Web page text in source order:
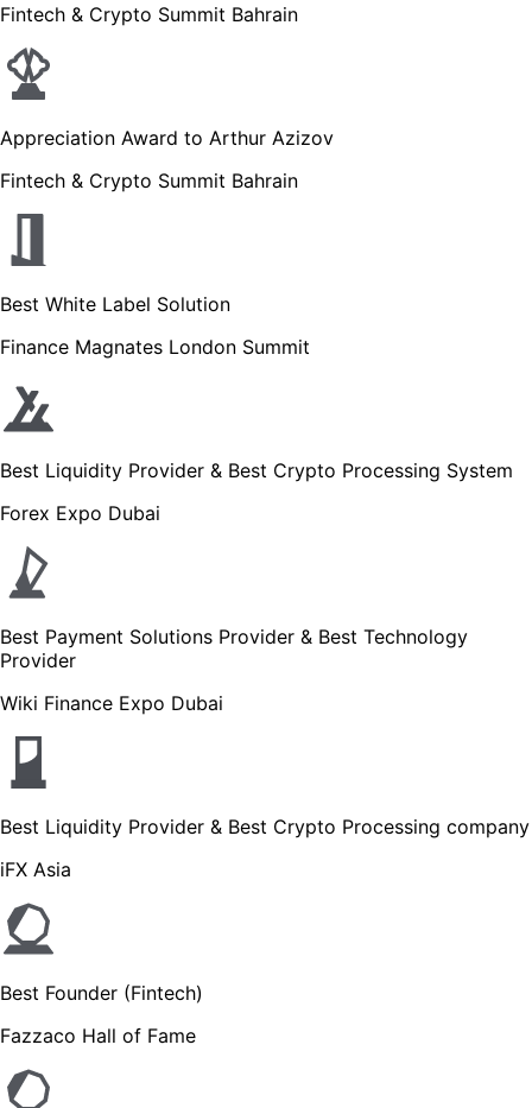
Fintech & Crypto Summit Bahrain
Appreciation Award to Arthur Azizov
Fintech & Crypto Summit Bahrain
Best White Label Solution
Finance Magnates London Summit
Best Liquidity Provider & Best Crypto Processing System
Forex Expo Dubai
Best Payment Solutions Provider & Best Technology
Provider
Wiki Finance Expo Dubai
Best Liquidity Provider & Best Crypto Processing company
iFX Asia
Best Founder (Fintech)
Fazzaco Hall of Fame